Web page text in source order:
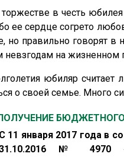
в честь
ее сердце согрето
но правильно говорят
невзгодам на жизненном
юбиляр
о своей семье. Много
С 11 января 2017 года в
№ 4970